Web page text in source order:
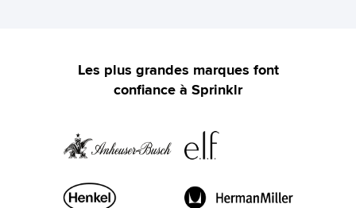
Les plus grandes marques font
confiance à Sprinklr